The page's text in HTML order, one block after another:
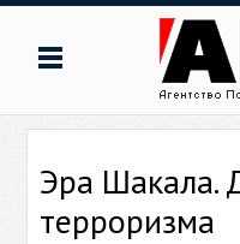
Эра Шакала.
терроризма